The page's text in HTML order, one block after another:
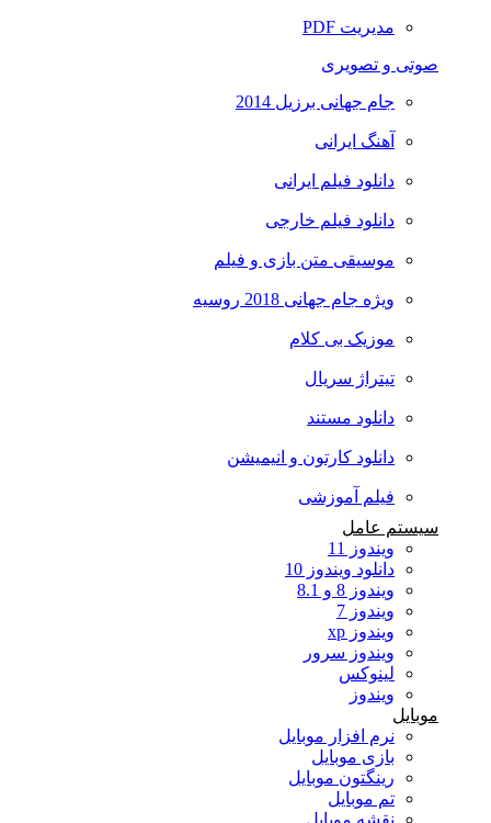
مدیریت PDF
صوتی و تصویری
جام جهانی برزیل 2014
آهنگ ایرانی
دانلود فیلم ایرانی
دانلود فیلم خارجی
موسیقی متن بازی و فیلم
ویژه جام جهانی 2018 روسیه
موزیک بی کلام
تیتراژ سریال
دانلود مستند
دانلود کارتون و انیمیشن
فیلم آموزشی
سیستم عامل
ویندوز 11
دانلود ویندوز 10
ویندوز 8 و 8.1
ویندوز 7
ویندوز xp
ویندوز سرور
لینوکس
ویندوز
نرم افزار موبایل
بازی موبایل
رینگتون موبایل
تم موبایل
نقشه موبایل